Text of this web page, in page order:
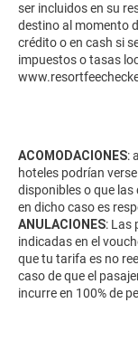
ser incluidos en su
destino al momento
crédito o en cash si
impuestos o tasas
ACOMODACIONES:
hoteles podrían
disponibles o que las
en dicho caso es
ANULACIONES: Las
indicadas en el
que tu tarifa es no
caso de que el
incurre en 100% de